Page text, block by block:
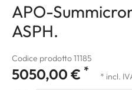
APO-
ASPH.
Codice prodotto 11185
5050,00 € * * incl.